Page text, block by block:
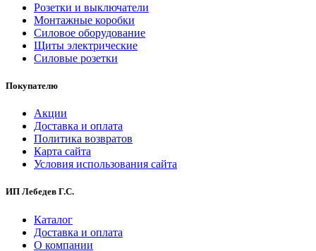
Розетки и выключатели
Монтажные коробки
Силовое оборудование
Щиты электрические
Силовые розетки
Покупателю
Акции
Доставка и оплата
Политика возвратов
Карта сайта
Условия использования сайта
ИП Лебедев Г.С.
Каталог
Доставка и оплата
О компании